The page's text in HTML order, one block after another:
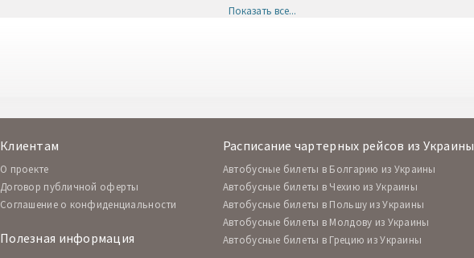
Budapest Hurghada
Hurghada Budapest
BUD
Budapest Hurghada
HRG
Показать все...
Клиентам
O проекте
Договор публичной оферты
Соглашение о конфиденциальности
Полезная информация
Расписание чартерных рейсов из Украины
Автобусные билеты в Болгарию из Украины
Автобусные билеты в Чехию из Украины
Автобусные билеты в Польшу из Украины
Автобусные билеты в Молдову из Украины
Автобусные билеты в Грецию из Украины